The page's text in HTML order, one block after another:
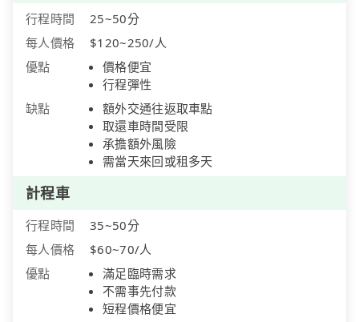
行程時間
25~50分
每人價格
$120~250/人
優點
價格便宜
行程彈性
缺點
額外交通往返取車點
取還車時間受限
承擔額外風險
需當天來回或租多天
計程車
行程時間
35~50分
每人價格
$60~70/人
優點
滿足臨時需求
不需事先付款
短程價格便宜